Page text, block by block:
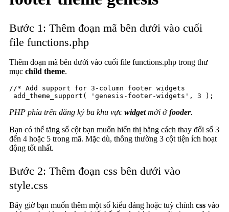
Bước 1: Thêm đoạn mã bên dưới vào cuối
file functions.php
Thêm đoạn mã bên dưới vào cuối file functions.php trong thư
mục child theme.
//* Add support for 3-column footer widgets
add_theme_support( 'genesis-footer-widgets', 3 );
PHP phía trên đăng ký ba khu vực widgetmới ởfooder.
Bạn có thể tăng số cột bạn muốn hiển thị bằng cách thay đổi số 3
đến 4 hoặc 5 trong mã. Mặc dù, thông thường 3 cột tiện ích hoạt
động tốt nhất.
Bước 2: Thêm đoạn css bên dưới vào
style.css
Bây giờ bạn muốn thêm một số kiểu dáng hoặc tuỳ chỉnh css vào